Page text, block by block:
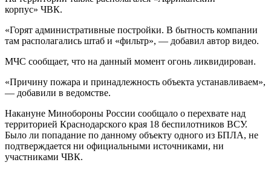
корпус» ЧВК.
«Горят административные постройки. В бытность компании
там располагались штаб и «фильтр», — добавил автор видео.
МЧС сообщает, что на данный момент огонь ликвидирован.
«Причину пожара и принадлежность объекта устанавливаем»,
— добавили в ведомстве.
Накануне Минобороны России сообщало о перехвате над
территорией Краснодарского края 18 беспилотников ВСУ.
Было ли попадание по данному объекту одного из БПЛА, не
подтверждается ни официальными источниками, ни
участниками ЧВК.